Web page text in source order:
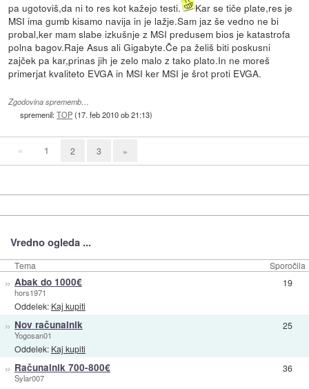
pa ugotoviš,da ni to res kot kažejo testi.
Kar se tiče plate,res je
MSI ima gumb kisamo navija in je lažje.Sam jaz še vedno ne bi
probal,ker mam slabe izkušnje z MSI predusem bios je katastrofa
polna bagov.Raje Asus ali Gigabyte.Če pa želiš biti poskusni
zajček pa kar,prinas jih je zelo malo z tako plato.In ne moreš
primerjat kvaliteto EVGA in MSI ker MSI je šrot proti EVGA.
Zgodovina sprememb…
spremenil:TOP(17. feb 2010 ob 21:13)
« 1 2 3 »
Vredno ogleda ...
Tema Sporočila
» Abak do 1000€
hors1971
Oddelek: Kaj kupiti
19
» Nov računalnik
Yogosan01
Oddelek: Kaj kupiti
25
» Računalnik 700-800€
Sylar007
36